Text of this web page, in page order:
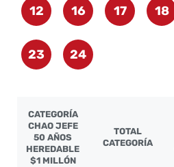
12 16 17 18
23 24
CATEGORÍA
CHAO JEFE
50 AÑOS
HEREDABLE
$1 MILLÓN
TOTAL
CATEGORÍA